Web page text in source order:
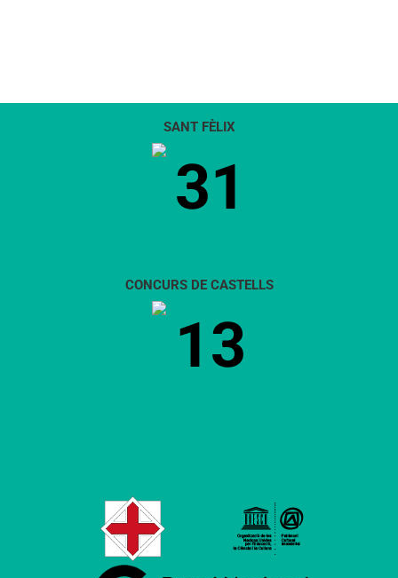
SANT FÈLIX
31
CONCURS DE CASTELLS
13